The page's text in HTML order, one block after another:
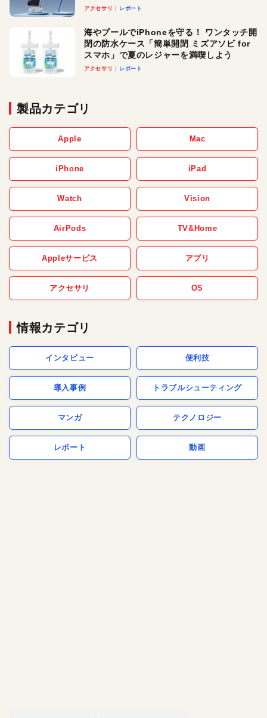
ースでおしゃれに充電したい人にオスス
アクセサリ レポート
海やプールでiPhoneを守る！ ワンタッチ開
閉の防水ケース「簡単開閉 ミズアソビ for
スマホ」で夏のレジャーを満喫しよう
アクセサリ レポート
製品カテゴリ
Apple Mac
iPhone iPad
Watch Vision
AirPods TV&Home
Appleサービス アプリ
アクセサリ OS
情報カテゴリ
インタビュー 便利技
導入事例 トラブルシューティング
マンガ テクノロジー
レポート 動画